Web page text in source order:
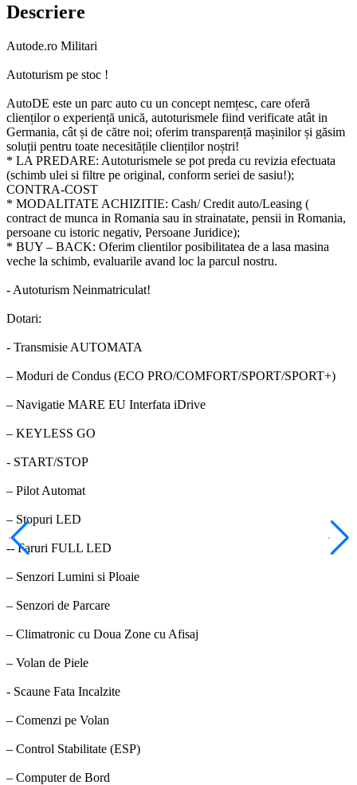
Descriere
Autode.ro Militari
Autoturism pe stoc !
AutoDE este un parc auto cu un concept nemțesc, care oferă
clienților o experiență unică, autoturismele fiind verificate atât in
Germania, cât și de către noi; oferim transparență mașinilor și găsim
soluții pentru toate necesitățile clienților noștri!
* LA PREDARE: Autoturismele se pot preda cu revizia efectuata
(schimb ulei si filtre pe original, conform seriei de sasiu!);
CONTRA-COST
* MODALITATE ACHIZITIE: Cash/ Credit auto/Leasing (
contract de munca in Romania sau in strainatate, pensii in Romania,
persoane cu istoric negativ, Persoane Juridice);
* BUY – BACK: Oferim clientilor posibilitatea de a lasa masina
veche la schimb, evaluarile avand loc la parcul nostru.
- Autoturism Neinmatriculat!
Dotari:
- Transmisie AUTOMATA
– Moduri de Condus (ECO PRO/COMFORT/SPORT/SPORT+)
– Navigatie MARE EU Interfata iDrive
– KEYLESS GO
- START/STOP
– Pilot Automat
– Stopuri LED
-- Faruri FULL LED
– Senzori Lumini si Ploaie
– Senzori de Parcare
– Climatronic cu Doua Zone cu Afisaj
– Volan de Piele
- Scaune Fata Incalzite
– Comenzi pe Volan
– Control Stabilitate (ESP)
– Computer de Bord